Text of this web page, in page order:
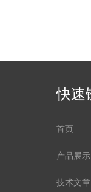
快速
首页
产品展示
技术文章